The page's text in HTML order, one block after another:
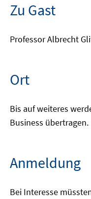
Zu Gast
Professor Albrecht
Ort
Bis auf weiteres
Business übertragen.
Anmeldung
Bei Interesse